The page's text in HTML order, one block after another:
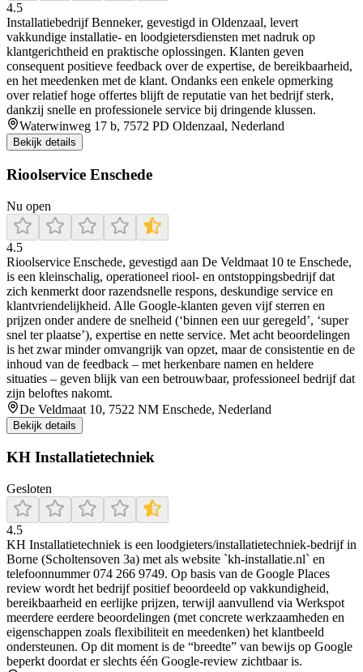
4.5
Installatiebedrijf Benneker, gevestigd in Oldenzaal, levert
vakkundige installatie- en loodgietersdiensten met nadruk op
klantgerichtheid en praktische oplossingen. Klanten geven
consequent positieve feedback over de expertise, de bereikbaarheid,
en het meedenken met de klant. Ondanks een enkele opmerking
over relatief hoge offertes blijft de reputatie van het bedrijf sterk,
dankzij snelle en professionele service bij dringende klussen.
Waterwinweg 17 b, 7572 PD Oldenzaal, Nederland
Bekijk details
Rioolservice Enschede
Nu open
4.5
Rioolservice Enschede, gevestigd aan De Veldmaat 10 te Enschede,
is een kleinschalig, operationeel riool- en ontstoppingsbedrijf dat
zich kenmerkt door razendsnelle respons, deskundige service en
klantvriendelijkheid. Alle Google-klanten geven vijf sterren en
prijzen onder andere de snelheid (‘binnen een uur geregeld’, ‘super
snel ter plaatse’), expertise en nette service. Met acht beoordelingen
is het zwar minder omvangrijk van opzet, maar de consistentie en de
inhoud van de feedback – met herkenbare namen en heldere
situaties – geven blijk van een betrouwbaar, professioneel bedrijf dat
zijn beloftes nakomt.
De Veldmaat 10, 7522 NM Enschede, Nederland
Bekijk details
KH Installatietechniek
Gesloten
4.5
KH Installatietechniek is een loodgieters/installatietechniek-bedrijf in
Borne (Scholtensoven 3a) met als website `kh-installatie.nl` en
telefoonnummer 074 266 9749. Op basis van de Google Places
review wordt het bedrijf positief beoordeeld op vakkundigheid,
bereikbaarheid en eerlijke prijzen, terwijl aanvullend via Werkspot
meerdere eerdere beoordelingen (met concrete werkzaamheden en
eigenschappen zoals flexibiliteit en meedenken) het klantbeeld
ondersteunen. Op dit moment is de “breedte” van bewijs op Google
beperkt doordat er slechts één Google-review zichtbaar is.